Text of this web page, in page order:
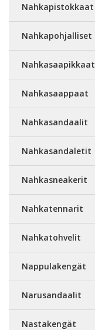
Nahkapistokkaat
Nahkapohjalliset
Nahkasaapikkaat
Nahkasaappaat
Nahkasandaalit
Nahkasandaletit
Nahkasneakerit
Nahkatennarit
Nahkatohvelit
Nappulakengät
Narusandaalit
Nastakengät